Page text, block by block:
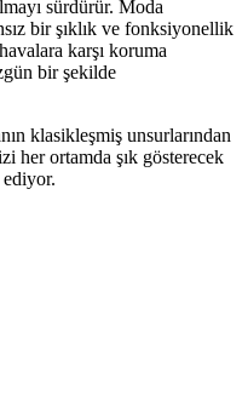
sürdürür. Moda
bir şıklık ve fonksiyonellik
karşı koruma
bir şekilde
klasikleşmiş unsurlarından
her ortamda şık gösterecek